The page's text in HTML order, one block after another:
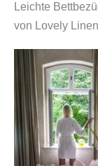
Leichte
von Lovely Linen